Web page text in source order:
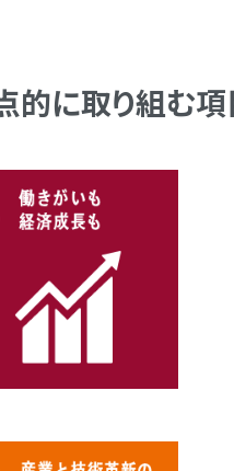
的に取り組む項